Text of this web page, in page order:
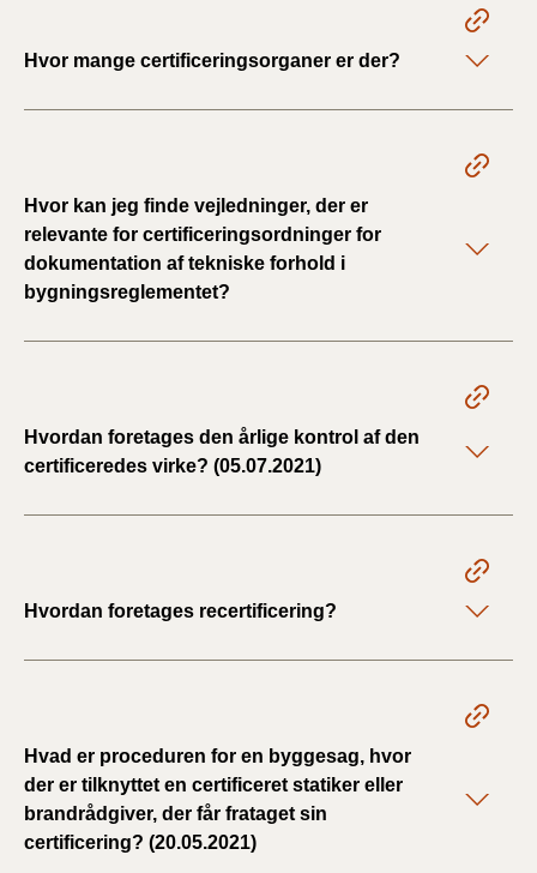
Hvor mange certificeringsorganer er der?
Hvor kan jeg finde vejledninger, der er
relevante for certificeringsordninger for
dokumentation af tekniske forhold i
bygningsreglementet?
Hvordan foretages den årlige kontrol af den
certificeredes virke? (05.07.2021)
Hvordan foretages recertificering?
Hvad er proceduren for en byggesag, hvor
der er tilknyttet en certificeret statiker eller
brandrådgiver, der får frataget sin
certificering? (20.05.2021)